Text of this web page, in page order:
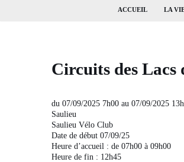
ACCUEIL LA
Circuits des
du 07/09/2025 7h00 au 07/09/2025
Saulieu
Saulieu Vélo Club
Date de début 07/09/25
Heure d’accueil : de 07h00 à 09h00
Heure de fin : 12h45